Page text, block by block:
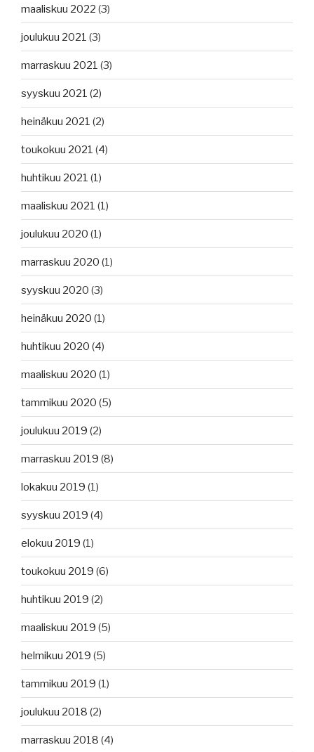
maaliskuu 2022 (3)
joulukuu 2021 (3)
marraskuu 2021 (3)
syyskuu 2021 (2)
heinäkuu 2021 (2)
toukokuu 2021 (4)
huhtikuu 2021 (1)
maaliskuu 2021 (1)
joulukuu 2020 (1)
marraskuu 2020 (1)
syyskuu 2020 (3)
heinäkuu 2020 (1)
huhtikuu 2020 (4)
maaliskuu 2020 (1)
tammikuu 2020 (5)
joulukuu 2019 (2)
marraskuu 2019 (8)
lokakuu 2019 (1)
syyskuu 2019 (4)
elokuu 2019 (1)
toukokuu 2019 (6)
huhtikuu 2019 (2)
maaliskuu 2019 (5)
helmikuu 2019 (5)
tammikuu 2019 (1)
joulukuu 2018 (2)
marraskuu 2018 (4)